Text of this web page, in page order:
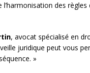
l’harmonisation des
, avocat spécialisé en
juridique peut vous
»